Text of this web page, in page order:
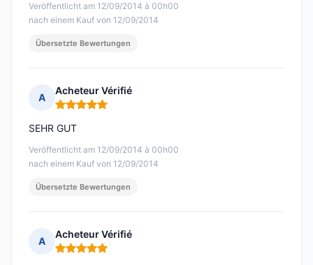
Veröffentlicht am 12/09/2014 à 00h00
nach einem Kauf von 12/09/2014
Übersetzte Bewertungen
A
Acheteur Vérifié
Hinweis: 5 von 5
Veröffentlicht am 12/09/2014 à 00h00
nach einem Kauf von 12/09/2014
SEHR GUT
Übersetzte Bewertungen
A
Acheteur Vérifié
Hinweis: 5 von 5